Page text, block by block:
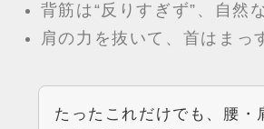
背筋は“反りすぎず”、自然
肩の力を抜いて、首はまっ
たったこれだけでも、腰・